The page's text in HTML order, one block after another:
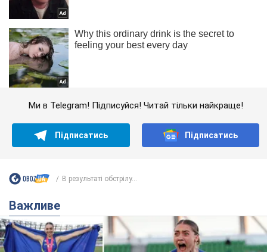
Ми в Telegram! Підписуйся! Читай тільки найкраще!
Підписатись Підписатись
В результаті обстрілу...
Важливе